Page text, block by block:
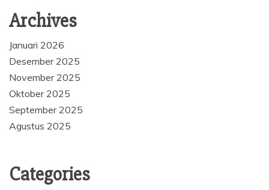
Archives
Januari 2026
Desember 2025
November 2025
Oktober 2025
September 2025
Agustus 2025
Categories